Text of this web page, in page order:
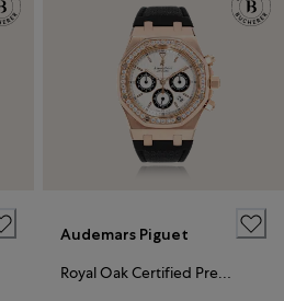
Audemars Piguet
Royal Oak Certified Pre-Owned